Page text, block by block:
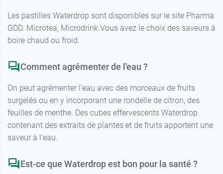
Les pastilles Waterdrop sont disponibles sur le site Pharma
GDD. Microtea, Microdrink.Vous avez le choix des saveurs à
boire chaud ou froid.
Comment agrémenter de l'eau ?
On peut agrémenter l'eau avec des morceaux de fruits
surgelés ou en y incorporant une rondelle de citron, des
feuilles de menthe. Des cubes effervescents Waterdrop
contenant des extraits de plantes et de fruits apportent une
saveur à l'eau.
Est-ce que Waterdrop est bon pour la santé ?